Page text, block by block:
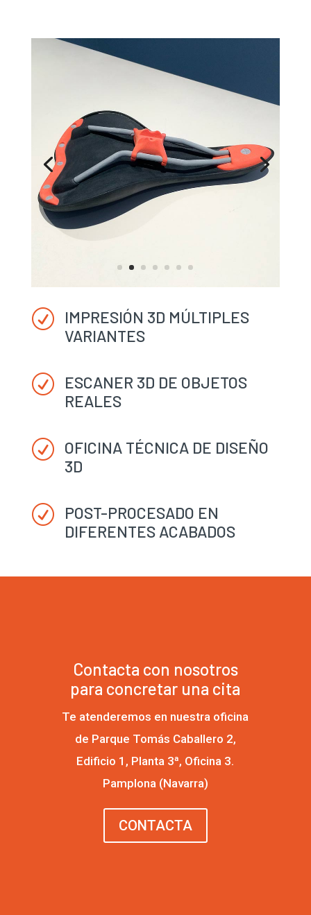
R
IMPRESIÓN 3D MÚLTIPLES
VARIANTES
R
ESCANER 3D DE OBJETOS
REALES
R OFICINA TÉCNICA DE DISEÑO
3D
R
POST-PROCESADO EN
DIFERENTES ACABADOS
Contacta con nosotros
para concretar una cita
Te atenderemos en nuestra oficina
de Parque Tomás Caballero 2,
Edificio 1, Planta 3ª, Oficina 3.
Pamplona (Navarra)
CONTACTA